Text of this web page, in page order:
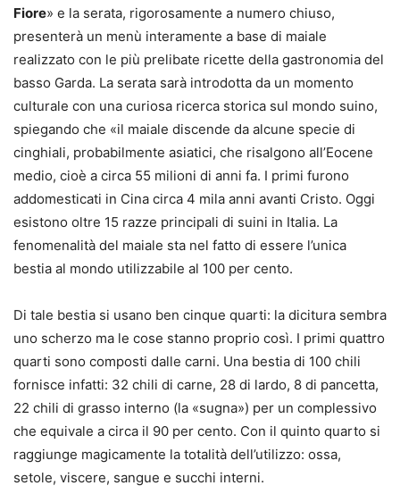
Fiore» e la serata, rigorosamente a numero chiuso,
presenterà un menù interamente a base di maiale
realizzato con le più prelibate ricette della gastronomia del
basso Garda. La serata sarà introdotta da un momento
culturale con una curiosa ricerca storica sul mondo suino,
spiegando che «il maiale discende da alcune specie di
cinghiali, probabilmente asiatici, che risalgono all’Eocene
medio, cioè a circa 55 milioni di anni fa. I primi furono
addomesticati in Cina circa 4 mila anni avanti Cristo. Oggi
esistono oltre 15 razze principali di suini in Italia. La
fenomenalità del maiale sta nel fatto di essere l’unica
bestia al mondo utilizzabile al 100 per cento.
Di tale bestia si usano ben cinque quarti: la dicitura sembra
uno scherzo ma le cose stanno proprio così. I primi quattro
quarti sono composti dalle carni. Una bestia di 100 chili
fornisce infatti: 32 chili di carne, 28 di lardo, 8 di pancetta,
22 chili di grasso interno (la «sugna») per un complessivo
che equivale a circa il 90 per cento. Con il quinto quarto si
raggiunge magicamente la totalità dell’utilizzo: ossa,
setole, viscere, sangue e succhi interni.